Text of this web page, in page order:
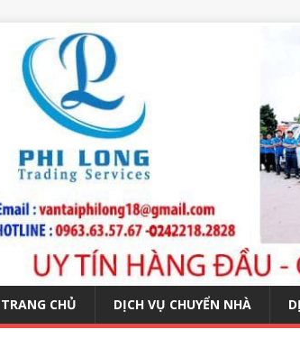
TRANG CHỦ DỊCH VỤ CHUYỂN NHÀ